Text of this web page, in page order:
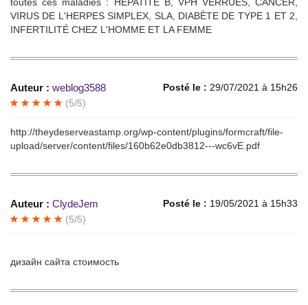
VIRUS DE L'HERPES SIMPLEX, SLA, DIABÈTE DE TYPE 1 ET 2,
INFERTILITÉ CHEZ L'HOMME ET LA FEMME
Auteur : weblog3588 Posté le : 29/07/2021 à 15h26
(5/5)
http://theydeserveastamp.org/wp-content/plugins/formcraft/file-
upload/server/content/files/160b62e0db3812---wc6vE.pdf
Auteur : ClydeJem Posté le : 19/05/2021 à 15h33
(5/5)
дизайн сайта стоимость